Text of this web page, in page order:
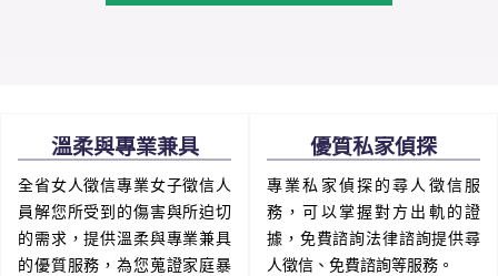
溫柔與專業兼具
全省女人徵信專業女子徵信人
員解您所受到的傷害與所迫切
的需求，提供溫柔與專業兼具
的優質服務，為您蒐證家庭暴
優質私家偵探
專業私家偵探的尋人徵信服
務，可以掌握對方出軌的證
據，免費諮詢法律諮詢提供尋
人徵信、免費諮詢等服務。